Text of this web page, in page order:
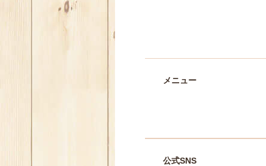
メニュー
公式SNS